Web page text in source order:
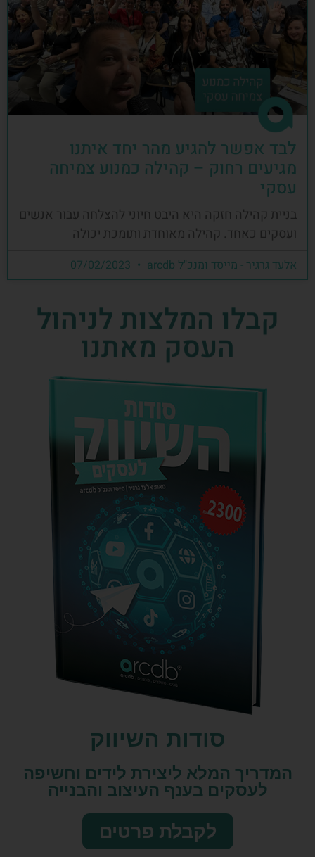
לבד אפשר להגיע מהר יחד איתנו
מגיעים רחוק – קהילה כמנוע צמיחה
עסקי
בניית קהילה חזקה היא היבט חיוני להצלחה עבור אנשים
ועסקים כאחד. קהילה מאוחדת ותומכת יכולה
אלעד גרגיר - מייסד ומנכ"ל arcdb
קבלו המלצות לניהול
העסק מאתנו
סודות השיווק​
המדריך המלא ליצירת לידים וחשיפה
לעסקים בענף העיצוב והבנייה
לקבלת פרטים